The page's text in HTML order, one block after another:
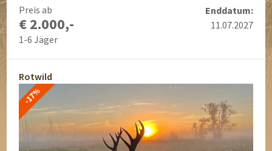
Preis ab
€ 2.000,-
1-6 Jäger
Enddatum:
11.07.2027
Rotwild
-17%